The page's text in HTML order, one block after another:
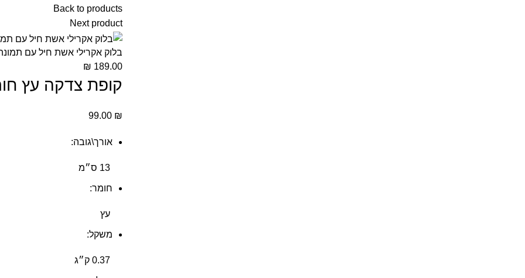
Back to products
Next product
בלוק אקרילי אשת חיל עם
189.00
₪
קופת צדקה עץ
99.00 ₪
אורך\גובה:
13 ס״מ
חומר:
עץ
משקל:
0.37 ק״ג